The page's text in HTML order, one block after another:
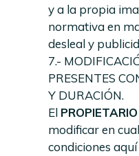
y a la propia
normativa en
desleal y
7.-
PRESENTES
Y DURACIÓN.
El
modificar en
condiciones